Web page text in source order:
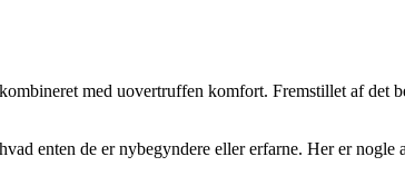
med uovertruffen komfort. Fremstillet af det
enten de er nybegyndere eller erfarne. Her er nogle